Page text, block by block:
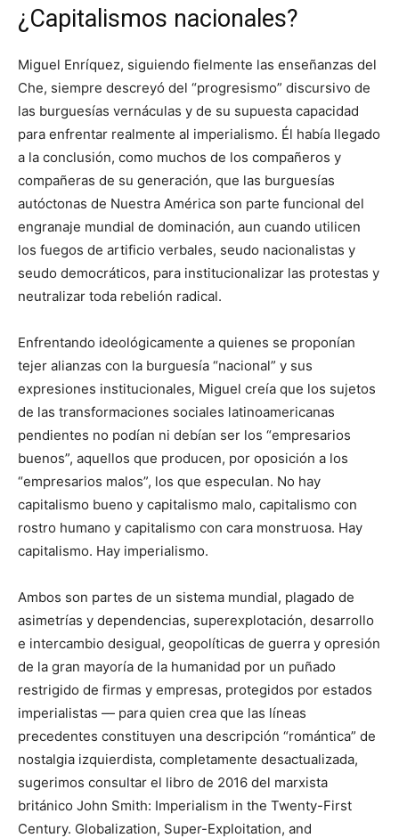
¿Capitalismos nacionales?
Miguel Enríquez, siguiendo fielmente las enseñanzas del
Che, siempre descreyó del “progresismo” discursivo de
las burguesías vernáculas y de su supuesta capacidad
para enfrentar realmente al imperialismo. Él había llegado
a la conclusión, como muchos de los compañeros y
compañeras de su generación, que las burguesías
autóctonas de Nuestra América son parte funcional del
engranaje mundial de dominación, aun cuando utilicen
los fuegos de artificio verbales, seudo nacionalistas y
seudo democráticos, para institucionalizar las protestas y
neutralizar toda rebelión radical.
Enfrentando ideológicamente a quienes se proponían
tejer alianzas con la burguesía “nacional” y sus
expresiones institucionales, Miguel creía que los sujetos
de las transformaciones sociales latinoamericanas
pendientes no podían ni debían ser los “empresarios
buenos”, aquellos que producen, por oposición a los
“empresarios malos”, los que especulan. No hay
capitalismo bueno y capitalismo malo, capitalismo con
rostro humano y capitalismo con cara monstruosa. Hay
capitalismo. Hay imperialismo.
Ambos son partes de un sistema mundial, plagado de
asimetrías y dependencias, superexplotación, desarrollo
e intercambio desigual, geopolíticas de guerra y opresión
de la gran mayoría de la humanidad por un puñado
restrigido de firmas y empresas, protegidos por estados
imperialistas — para quien crea que las líneas
precedentes constituyen una descripción “romántica” de
nostalgia izquierdista, completamente desactualizada,
sugerimos consultar el libro de 2016 del marxista
británico John Smith: Imperialism in the Twenty-First
Century. Globalization, Super-Exploitation, and